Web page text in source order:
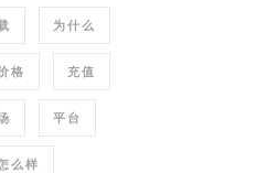
为什么
格 充值
平台
么样